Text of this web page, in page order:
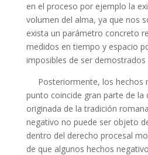
en el proceso por ejemplo la
volumen del alma, ya que nos
exista un parámetro concreto
medidos en tiempo y espacio
imposibles de ser demostrados
Posteriormente, los hechos
punto coincide gran parte de la
originada de la tradición
negativo no puede ser objeto
dentro del derecho procesal
de que algunos hechos